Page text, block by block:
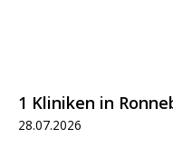
1 Kliniken in
28.07.2026